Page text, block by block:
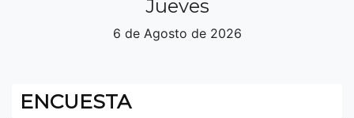
Jueves
6 de Agosto de 2026
ENCUESTA